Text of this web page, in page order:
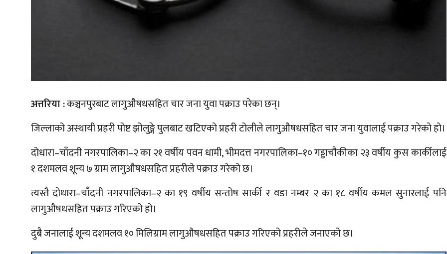
अत्तरिया :कञ्चनपुरबाट लागुऔषधसहित चार जना युवा पक्राउ परेका छन्।
जिल्लाको अस्थायी प्रहरी पोष्ट झोलुङ्गे पुलबाट खटिएको प्रहरी टोलीले लागुऔषधसहित चार जना युवालाई पक्राउ गरेको हो।
दोधारा–चाँदनी नगरपालिका–२ का २१ वर्षीय पवन धामी, भीमदत्त नगरपालिका–१० गड्डाचौकीका २३ वर्षीय कुस कार्कीलाई
१ दशमलव शून्य ७ ग्राम लागुऔषधसहित प्रहरीले पक्राउ गरेको छ।
त्यस्तै दोधारा–चाँदनी नगरपालिका–२ का १९ वर्षीय सन्तोष सार्की र वडा नम्बर २ का १८ वर्षीय कमल सुनारलाई पनि
लागुऔषधसहित पक्राउ गरिएको हो।
दुबै जनालाई शून्य दशमलव १० मिलिग्राम लागुऔषधसहित पक्राउ गरिएको प्रहरीले जनाएको छ।